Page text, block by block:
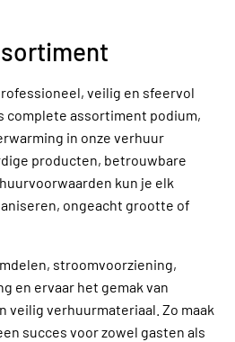
veilig en sfeervol
complete assortiment podium,
in onze verhuur
producten, betrouwbare
kun je elk
ongeacht grootte of
stroomvoorziening,
en ervaar het gemak van
veilig verhuurmateriaal. Zo maak
succes voor zowel gasten als